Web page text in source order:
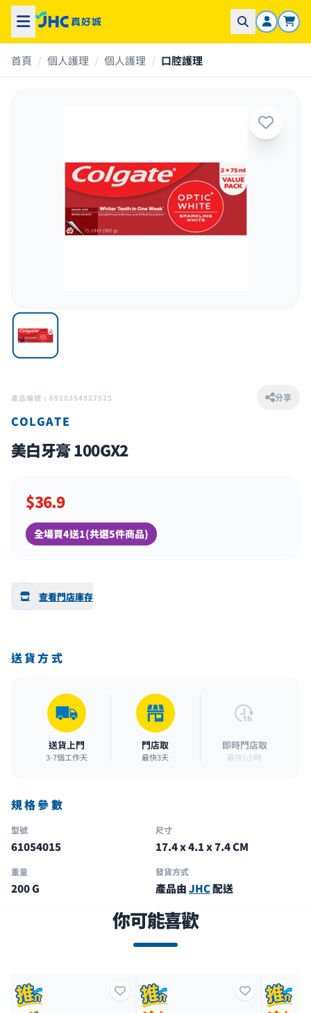
首頁 / 個人護理 / 個人護理 / 口腔護理
產品編號 : 6920354827525 分享
COLGATE
美白牙膏 100GX2
$36.9
全場買4送1(共選5件商品)
查看門店庫存
送貨方式
送貨上門
3-7個工作天
門店取
最快3天
即時門店取
最快1小時
規格參數
型號
61054015
尺寸
17.4 x 4.1 x 7.4 CM
重量
200 G
發貨方式
產品由JHC配送
你可能喜歡